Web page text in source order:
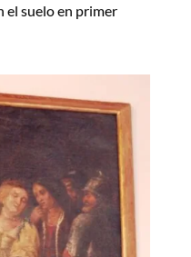
el suelo en primer